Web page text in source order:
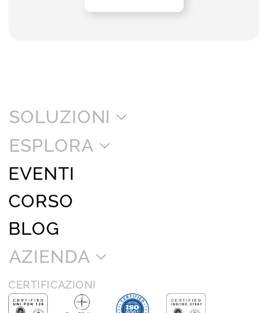
SOLUZIONI
ESPLORA
EVENTI
CORSO
BLOG
AZIENDA
CERTIFICAZIONI